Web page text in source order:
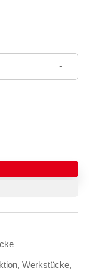
-
Werkstücke,